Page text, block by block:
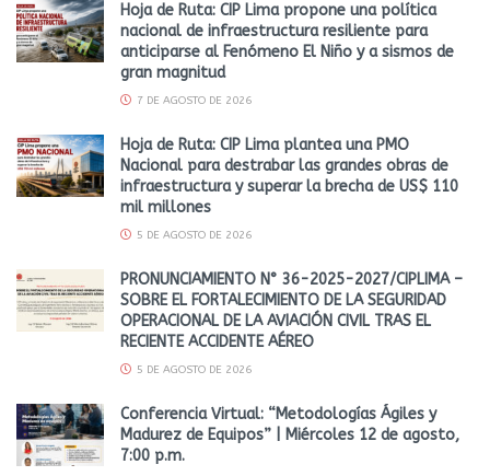
Hoja de Ruta: CIP Lima propone una política
nacional de infraestructura resiliente para
anticiparse al Fenómeno El Niño y a sismos de
gran magnitud
7 DE AGOSTO DE 2026
Hoja de Ruta: CIP Lima plantea una PMO
Nacional para destrabar las grandes obras de
infraestructura y superar la brecha de US$ 110
mil millones
5 DE AGOSTO DE 2026
PRONUNCIAMIENTO N° 36-2025-2027/CIPLIMA –
SOBRE EL FORTALECIMIENTO DE LA SEGURIDAD
OPERACIONAL DE LA AVIACIÓN CIVIL TRAS EL
RECIENTE ACCIDENTE AÉREO
5 DE AGOSTO DE 2026
Conferencia Virtual: “Metodologías Ágiles y
Madurez de Equipos” | Miércoles 12 de agosto,
7:00 p.m.